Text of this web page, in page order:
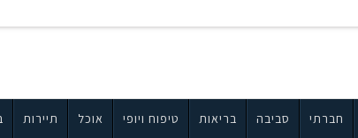
חברתי סביבה בריאות טיפוח ויופי אוכל תיירות